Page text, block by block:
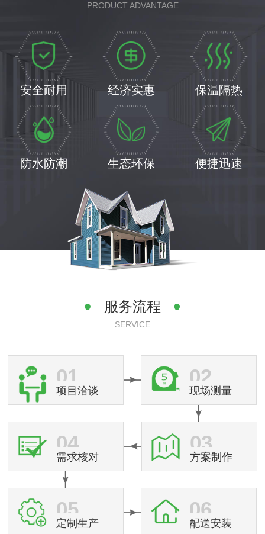
PRODUCT ADVANTAGE
安全耐用 经济实惠 保温隔热
防水防潮 生态环保 便捷迅速
服务流程
SERVICE
01
项目洽谈
02
现场测量
03
方案制作
04
需求核对
05
定制生产
06
配送安装